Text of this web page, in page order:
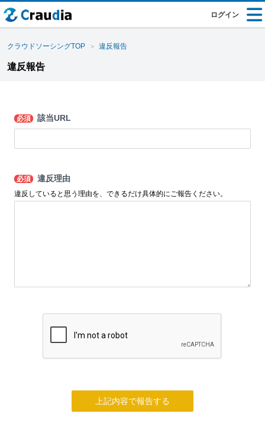
ログイン
クラウドソーシングTOP 違反報告
違反報告
必須 該当URL
必須 違反理由
違反していると思う理由を、できるだけ具体的にご報告ください。
上記内容で報告する